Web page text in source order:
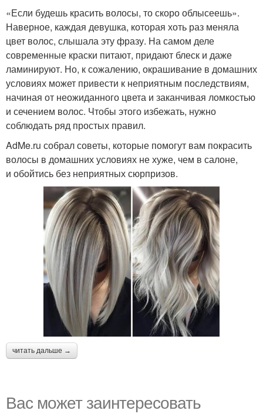
«Если будешь красить волосы, то скоро облысеешь».
Наверное, каждая девушка, которая хоть раз меняла
цвет волос, слышала эту фразу. На самом деле
современные краски питают, придают блеск и даже
ламинируют. Но, к сожалению, окрашивание в домашних
условиях может привести к неприятным последствиям,
начиная от неожиданного цвета и заканчивая ломкостью
и сечением волос. Чтобы этого избежать, нужно
соблюдать ряд простых правил.
AdMe.ru собрал советы, которые помогут вам покрасить
волосы в домашних условиях не хуже, чем в салоне,
и обойтись без неприятных сюрпризов.
читать дальше →
Вас может заинтересовать